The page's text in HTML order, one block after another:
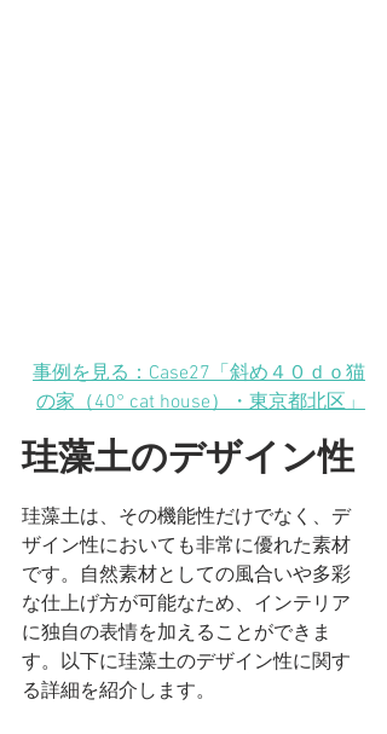
事例を見る：Case27「斜め４０ｄｏ猫
の家（40° cat house）
・東京都北区 」
珪藻土のデザイン性
珪藻土は、その機能性だけでなく、デ
ザイン性においても非常に優れた素材
です。自然素材としての風合いや多彩
な仕上げ方が可能なため、インテリア
に独自の表情を加えることができま
す。以下に珪藻土のデザイン性に関す
る詳細を紹介します。